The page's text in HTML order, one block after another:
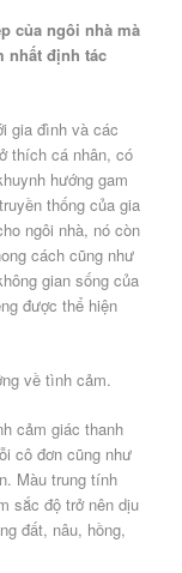
của ngôi nhà mà
nhất định tác
gia đình và các
thích cá nhân, có
hướng gam
thống của gia
ngôi nhà, nó còn
cách cũng như
gian sống của
được thể hiện
về tình cảm.
cảm giác thanh
cô đơn cũng như
Màu trung tính
sắc độ trở nên dịu
đất, nâu, hồng,